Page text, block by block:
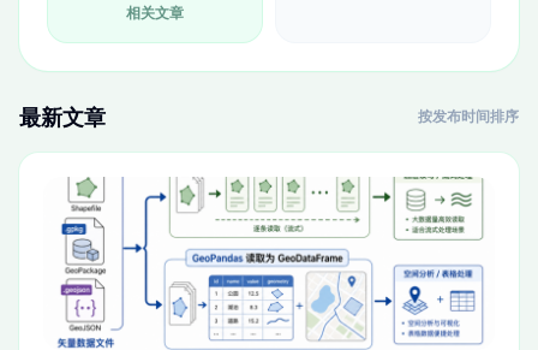
相关文章
最新文章 按发布时间排序